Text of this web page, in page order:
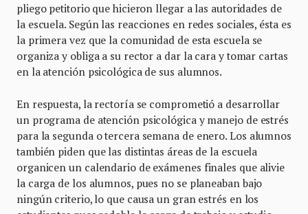
pliego petitorio que hicieron llegar a las autoridades de
la escuela. Según las reacciones en redes sociales, ésta es
la primera vez que la comunidad de esta escuela se
organiza y obliga a su rector a dar la cara y tomar cartas
en la atención psicológica de sus alumnos.
En respuesta, la rectoría se comprometió a desarrollar
un programa de atención psicológica y manejo de estrés
para la segunda o tercera semana de enero. Los alumnos
también piden que las distintas áreas de la escuela
organicen un calendario de exámenes finales que alivie
la carga de los alumnos, pues no se planeaban bajo
ningún criterio, lo que causa un gran estrés en los